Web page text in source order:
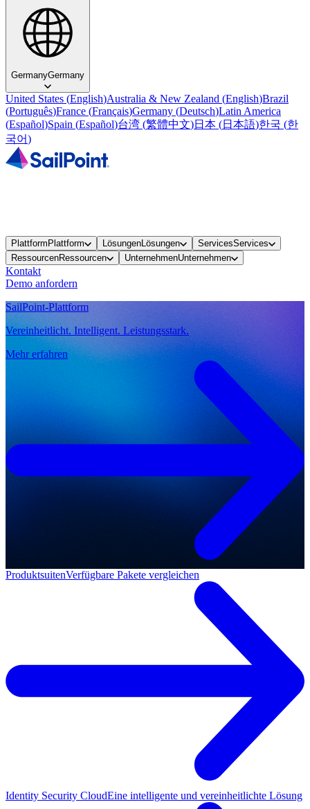
GermanyGermany
United States (English)Australia & New Zealand (English)Brazil
(Português)France (Français)Germany (Deutsch)Latin America
(Español)Spain (Español)台湾 (繁體中文)日本 (日本語)한국 (한
국어)
Plattform Plattform LösungenLösungen ServicesServices
RessourcenRessourcen UnternehmenUnternehmen
Kontakt
Demo anfordern
SailPoint-Plattform
Vereinheitlicht. Intelligent. Leistungsstark.
Mehr erfahren
ProduktsuitenVerfügbare Pakete vergleichen
Identity Security CloudEine intelligente und vereinheitlichte Lösung